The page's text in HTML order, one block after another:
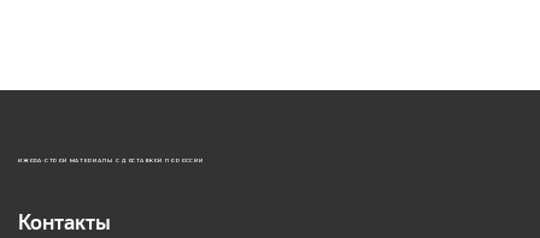
ИЖОРА-СТРОЙ МАТЕРИАЛЫ С ДОСТАВКОЙ ПО РОССИИ
Контакты